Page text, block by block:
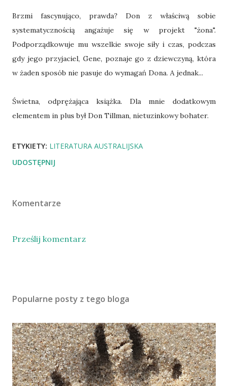
Brzmi fascynująco, prawda? Don z właściwą sobie
systematycznością angażuje się w projekt "żona".
Podporządkowuje mu wszelkie swoje siły i czas, podczas
gdy jego przyjaciel, Gene, poznaje go z dziewczyną, która
w żaden sposób nie pasuje do wymagań Dona. A jednak...
Świetna, odprężająca książka. Dla mnie dodatkowym
elementem in plus był Don Tillman, nietuzinkowy bohater.
ETYKIETY: LITERATURA AUSTRALIJSKA
UDOSTĘPNIJ
Komentarze
Prześlij komentarz
Popularne posty z tego bloga